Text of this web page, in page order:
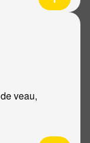
veau,